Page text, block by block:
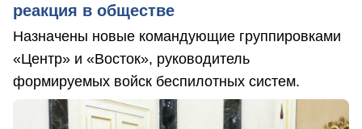
реакция в обществе
Назначены новые командующие группировками
«Центр» и «Восток», руководитель
формируемых войск беспилотных систем.